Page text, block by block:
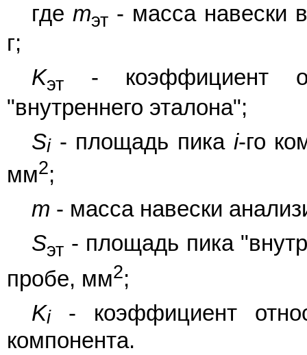
где mэт - масса навески
г;
Kэт - коэффициент
"внутреннего эталона";
Si- площадь пика i-го
мм2;
m - масса навески
Sэт - площадь пика
пробе, мм2;
Ki- коэффициент
компонента.